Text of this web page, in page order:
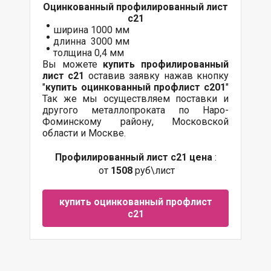
Оцинкованный профилированный лист
с21
ширина 1000 мм
длинна 3000 мм
толщина 0,4 мм
Вы можетекупить профилированный
лист с21 оставив заявку нажав кнопку
"купить оцинкованный профлист с201"
Так же мы осуществляем поставки и
другого металлопроката по Наро-
Фоминскому району, Московской
области и Москве.
Профилированный лист с21 цена :
от 1508 руб\лист
купить оцинкованный профлист
с21